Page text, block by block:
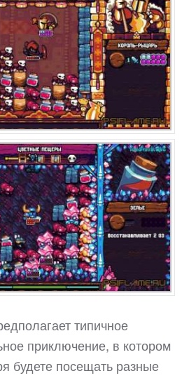
типичное
приключение, в котором
будете посещать разные